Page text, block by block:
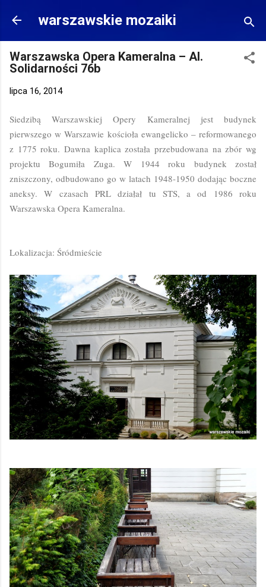
Przejdź do głównej zawartości
warszawskie mozaiki
Warszawska Opera Kameralna – Al.
Solidarności 76b
lipca 16, 2014
Siedzibą Warszawskiej Opery Kameralnej jest budynek
pierwszego w Warszawie kościoła ewangelicko – reformowanego
z 1775 roku. Dawna kaplica została przebudowana na zbór wg
projektu Bogumiła Zuga. W 1944 roku budynek został
zniszczony, odbudowano go w latach 1948-1950 dodając boczne
aneksy. W czasach PRL działał tu STS, a od 1986 roku
Warszawska Opera Kameralna.
Lokalizacja: Śródmieście